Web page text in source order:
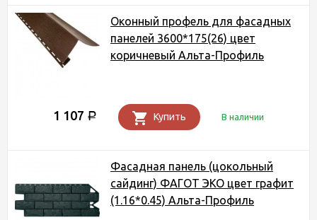
Оконный профель для фасадных
панелей 3600*175(26) цвет
коричневый Альта-Профиль
1 107 Р Купить В наличии
Фасадная панель (цокольный
сайдинг) ФАГОТ ЭКО цвет графит
(1.16*0.45) Альта-Профиль